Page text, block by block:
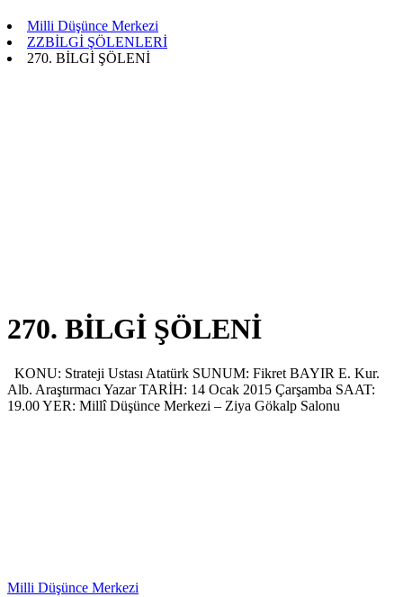
Milli Düşünce Merkezi
ZZBİLGİ ŞÖLENLERİ
270. BİLGİ ŞÖLENİ
270. BİLGİ ŞÖLENİ
KONU: Strateji Ustası Atatürk SUNUM: Fikret BAYIR E. Kur.
Alb. Araştırmacı Yazar TARİH: 14 Ocak 2015 Çarşamba SAAT:
19.00 YER: Millî Düşünce Merkezi – Ziya Gökalp Salonu
Milli Düşünce Merkezi